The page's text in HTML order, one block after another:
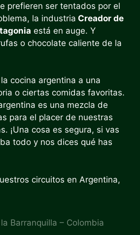
prefieren ser tentados por el
la industria Creador de
está en auge. Y
o chocolate caliente de la
cocina argentina a una
o ciertas comidas favoritas.
es una mezcla de
para el placer de nuestras
¡Una cosa es segura, si vas
todo y nos dices qué has
circuitos en Argentina,
Barranquilla – Colombia